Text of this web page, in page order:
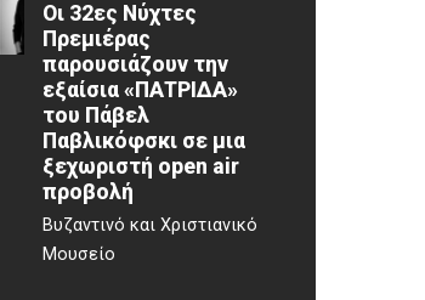
Οι 32ες Νύχτες
Πρεμιέρας
παρουσιάζουν την
εξαίσια «ΠΑΤΡΙΔΑ»
του Πάβελ
Παβλικόφσκι σε μια
ξεχωριστή open air
προβολή
Βυζαντινό και Χριστιανικό
Μουσείο